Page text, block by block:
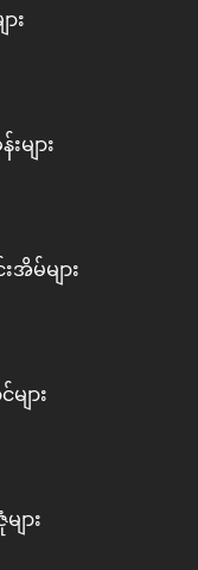
း
ျား
အိမ်များ
ျား
ား